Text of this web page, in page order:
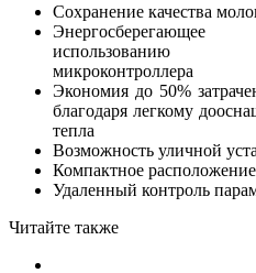
Сохранение качества
использованию
микроконтроллера
Экономия до 50%
благодаря легкому
тепла
Возможность уличной
Компактное
Удаленный контроль
Читайте также